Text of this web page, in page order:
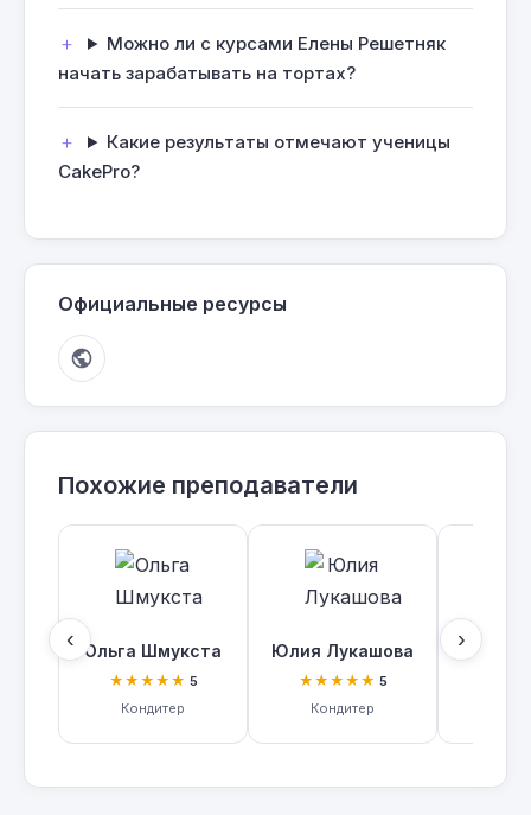
Можно ли с курсами Елены Решетняк
начать зарабатывать на тортах?
Какие результаты отмечают ученицы
CakePro?
Официальные ресурсы
Похожие преподаватели
‹ Ольга Шмукста
★★★★★ 5
Кондитер
Юлия Лукашова
★★★★★ 5
Кондитер
›